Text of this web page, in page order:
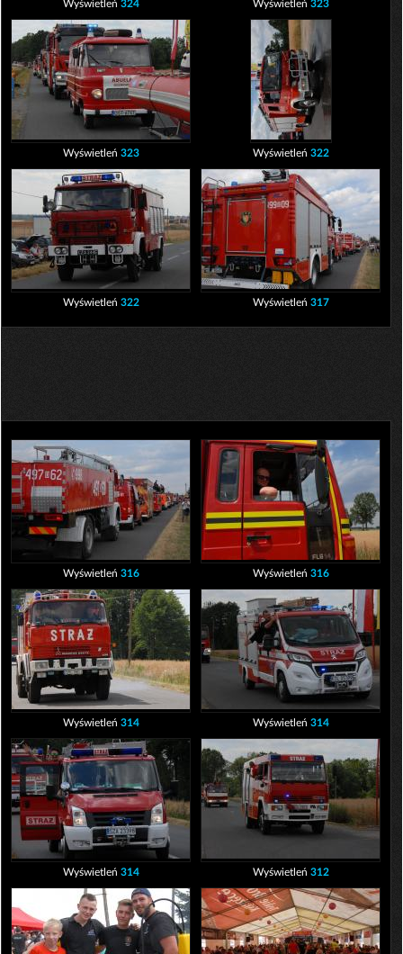
Wyświetleń 324 Wyświetleń 323
Wyświetleń 323 Wyświetleń 322
Wyświetleń 322 Wyświetleń 317
Wyświetleń 316 Wyświetleń 316
Wyświetleń 314 Wyświetleń 314
Wyświetleń 314 Wyświetleń 312